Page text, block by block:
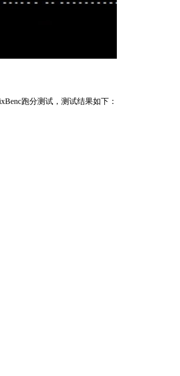
跑分测试，测试结果如下：